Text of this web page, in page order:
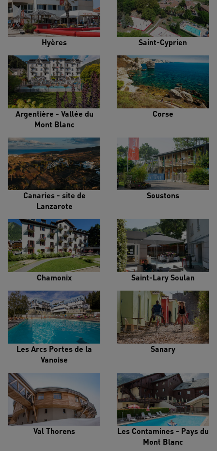
Hyères Saint-Cyprien
Argentière - Vallée du
Mont Blanc
Corse
Canaries - site de
Lanzarote
Soustons
Chamonix Saint-Lary Soulan
Les Arcs Portes de la
Vanoise
Sanary
Val Thorens
Les Contamines - Pays du
Mont Blanc